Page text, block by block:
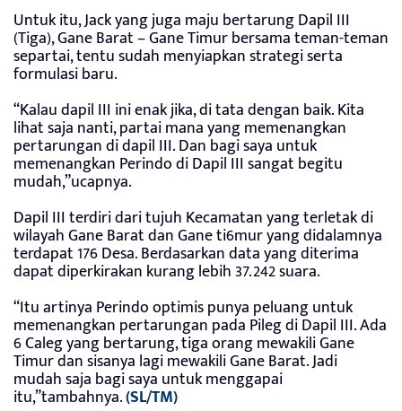
Untuk itu, Jack yang juga maju bertarung Dapil III
(Tiga), Gane Barat – Gane Timur bersama teman-teman
separtai, tentu sudah menyiapkan strategi serta
formulasi baru.
“Kalau dapil III ini enak jika, di tata dengan baik. Kita
lihat saja nanti, partai mana yang memenangkan
pertarungan di dapil III. Dan bagi saya untuk
memenangkan Perindo di Dapil III sangat begitu
mudah,”ucapnya.
Dapil III terdiri dari tujuh Kecamatan yang terletak di
wilayah Gane Barat dan Gane ti6mur yang didalamnya
terdapat 176 Desa. Berdasarkan data yang diterima
dapat diperkirakan kurang lebih 37.242 suara.
“Itu artinya Perindo optimis punya peluang untuk
memenangkan pertarungan pada Pileg di Dapil III. Ada
6 Caleg yang bertarung, tiga orang mewakili Gane
Timur dan sisanya lagi mewakili Gane Barat. Jadi
mudah saja bagi saya untuk menggapai
itu,”tambahnya.(SL/TM)